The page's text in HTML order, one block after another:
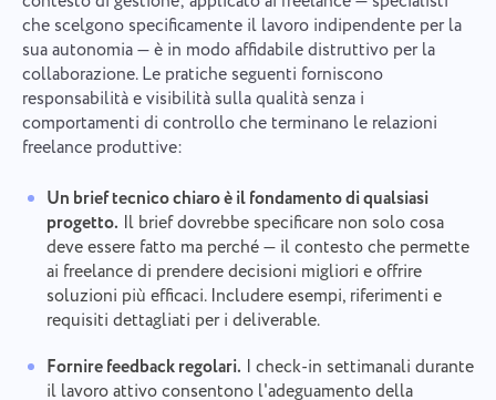
che scelgono specificamente il lavoro indipendente per la
sua autonomia — è in modo affidabile distruttivo per la
collaborazione. Le pratiche seguenti forniscono
responsabilità e visibilità sulla qualità senza i
comportamenti di controllo che terminano le relazioni
freelance produttive:
Un brief tecnico chiaro è il fondamento di qualsiasi
progetto. Il brief dovrebbe specificare non solo cosa
deve essere fatto ma perché — il contesto che permette
ai freelance di prendere decisioni migliori e offrire
soluzioni più efficaci. Includere esempi, riferimenti e
requisiti dettagliati per i deliverable.
Fornire feedback regolari. I check-in settimanali durante
il lavoro attivo consentono l'adeguamento della